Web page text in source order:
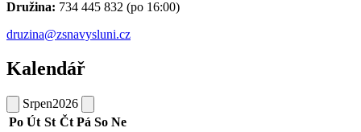
Družina: 734 445 832 (po 16:00)
druzina@zsnavysluni.cz
Kalendář
Srpen2026
Po Út St Čt Pá So Ne